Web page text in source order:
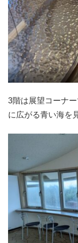
3階は展望コーナ
に広がる青い海を